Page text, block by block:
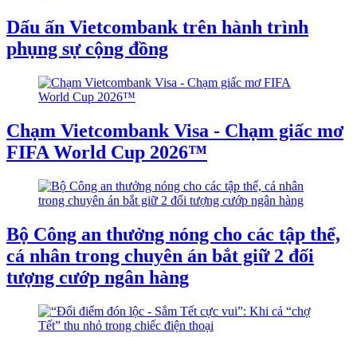
Dấu ấn Vietcombank trên hành trình
phụng sự cộng đồng
Chạm Vietcombank Visa - Chạm giấc mơ
FIFA World Cup 2026™
Bộ Công an thưởng nóng cho các tập thể,
cá nhân trong chuyên án bắt giữ 2 đối
tượng cướp ngân hàng